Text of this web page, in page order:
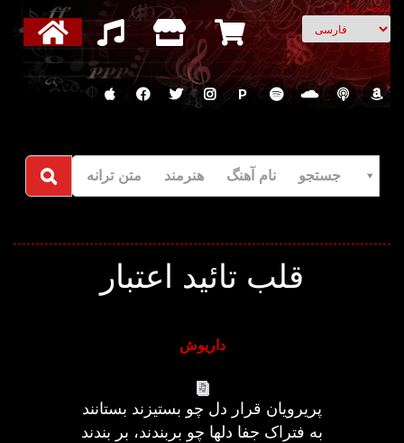
انتخاب زبان
P
جستجو نام آهنگ هنرمند متن ترانه
قلب تائید اعتبار
داریوش
پریرویان قرار دل چو بستیزند بستانند
به فتراک جفا دلها چو بربندند، بر بندند